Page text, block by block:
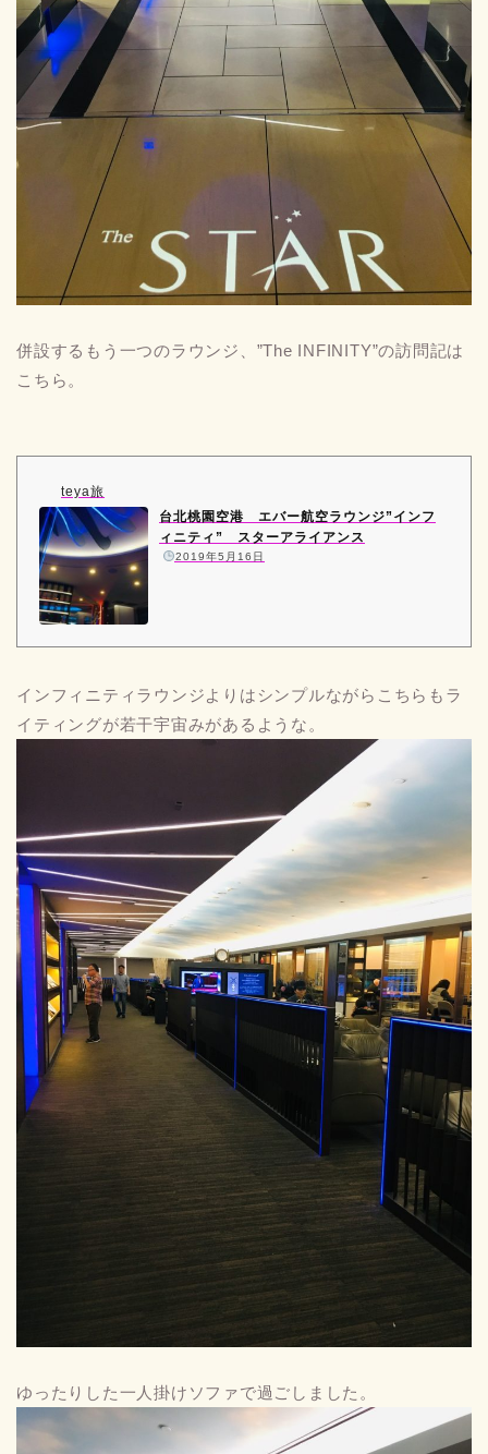
併設するもう一つのラウンジ、”The INFINITY”の訪問記は
こちら。
teya旅
台北桃園空港 エバー航空ラウンジ”インフ
ィニティ” スターアライアンス
2019年5月16日
インフィニティラウンジよりはシンプルながらこちらもラ
イティングが若干宇宙みがあるような。
ゆったりした一人掛けソファで過ごしました。